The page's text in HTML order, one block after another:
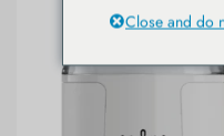
Close and do